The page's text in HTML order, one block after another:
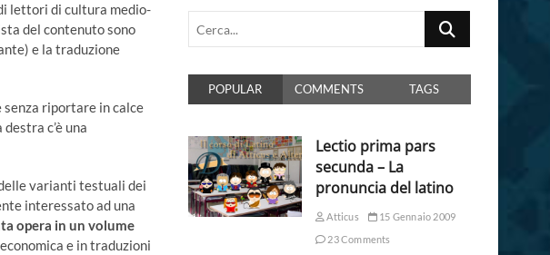
lettori di cultura medio-
del contenuto sono
e la traduzione
riportare in calce
c’è una
varianti testuali dei
interessato ad una
opera in un volume
e in traduzioni
Cerca...
POPULAR COMMENTS TAGS
Lectio prima pars
secunda – La
pronuncia del latino
Atticus
15 Gennaio 2009
23 Comments